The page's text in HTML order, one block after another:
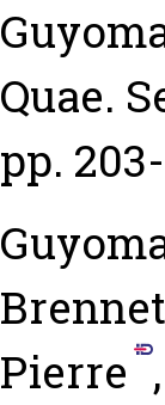
Quae.
pp.
Pierre ,